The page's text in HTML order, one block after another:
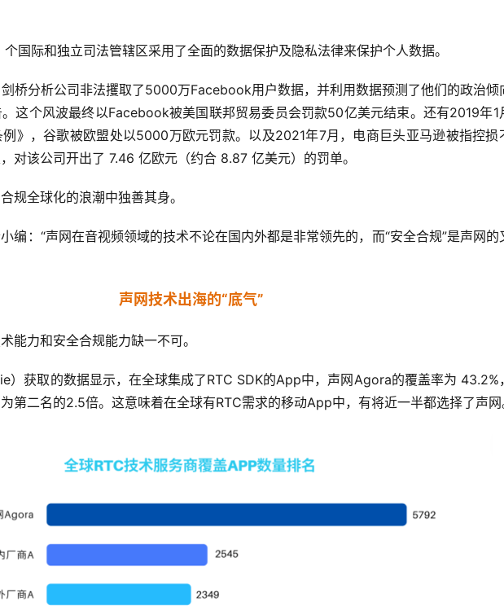
国际和独立司法管辖区采用了全面的数据保护及隐私法律来保护个人数据。
桥分析公司非法攫取了5000万Facebook用户数据，并利用数据预测了他们的政治倾
这个风波最终以Facebook被美国联邦贸易委员会罚款50亿美元结束。还有2019年1
》，谷歌被欧盟处以5000万欧元罚款。以及2021年7月，电商巨头亚马逊被指控损
对该公司开出了 7.46 亿欧元（约合 8.87 亿美元）的罚单。
规全球化的浪潮中独善其身。
编：“声网在音视频领域的技术不论在国内外都是非常领先的，而“安全合规”是声网的
声网技术出海的“底气”
能力和安全合规能力缺一不可。
）获取的数据显示，在全球集成了RTC SDK的App中，声网Agora的覆盖率为 43.2%
第二名的2.5倍。这意味着在全球有RTC需求的移动App中，有将近一半都选择了声网